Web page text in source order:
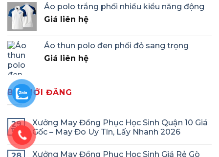
Áo polo trắng phối nhiều kiểu năng động
Giá liên hệ
Áo thun polo đen phối đỏ sang trọng
Giá liên hệ
BÀI MỚI ĐĂNG
29
Th1
Xưởng May Đồng Phục Học Sinh Quận 10 Giá
Gốc – May Đo Uy Tín, Lấy Nhanh 2026
Xưởng May Đồng Phục Học Sinh Giá Rẻ Gò